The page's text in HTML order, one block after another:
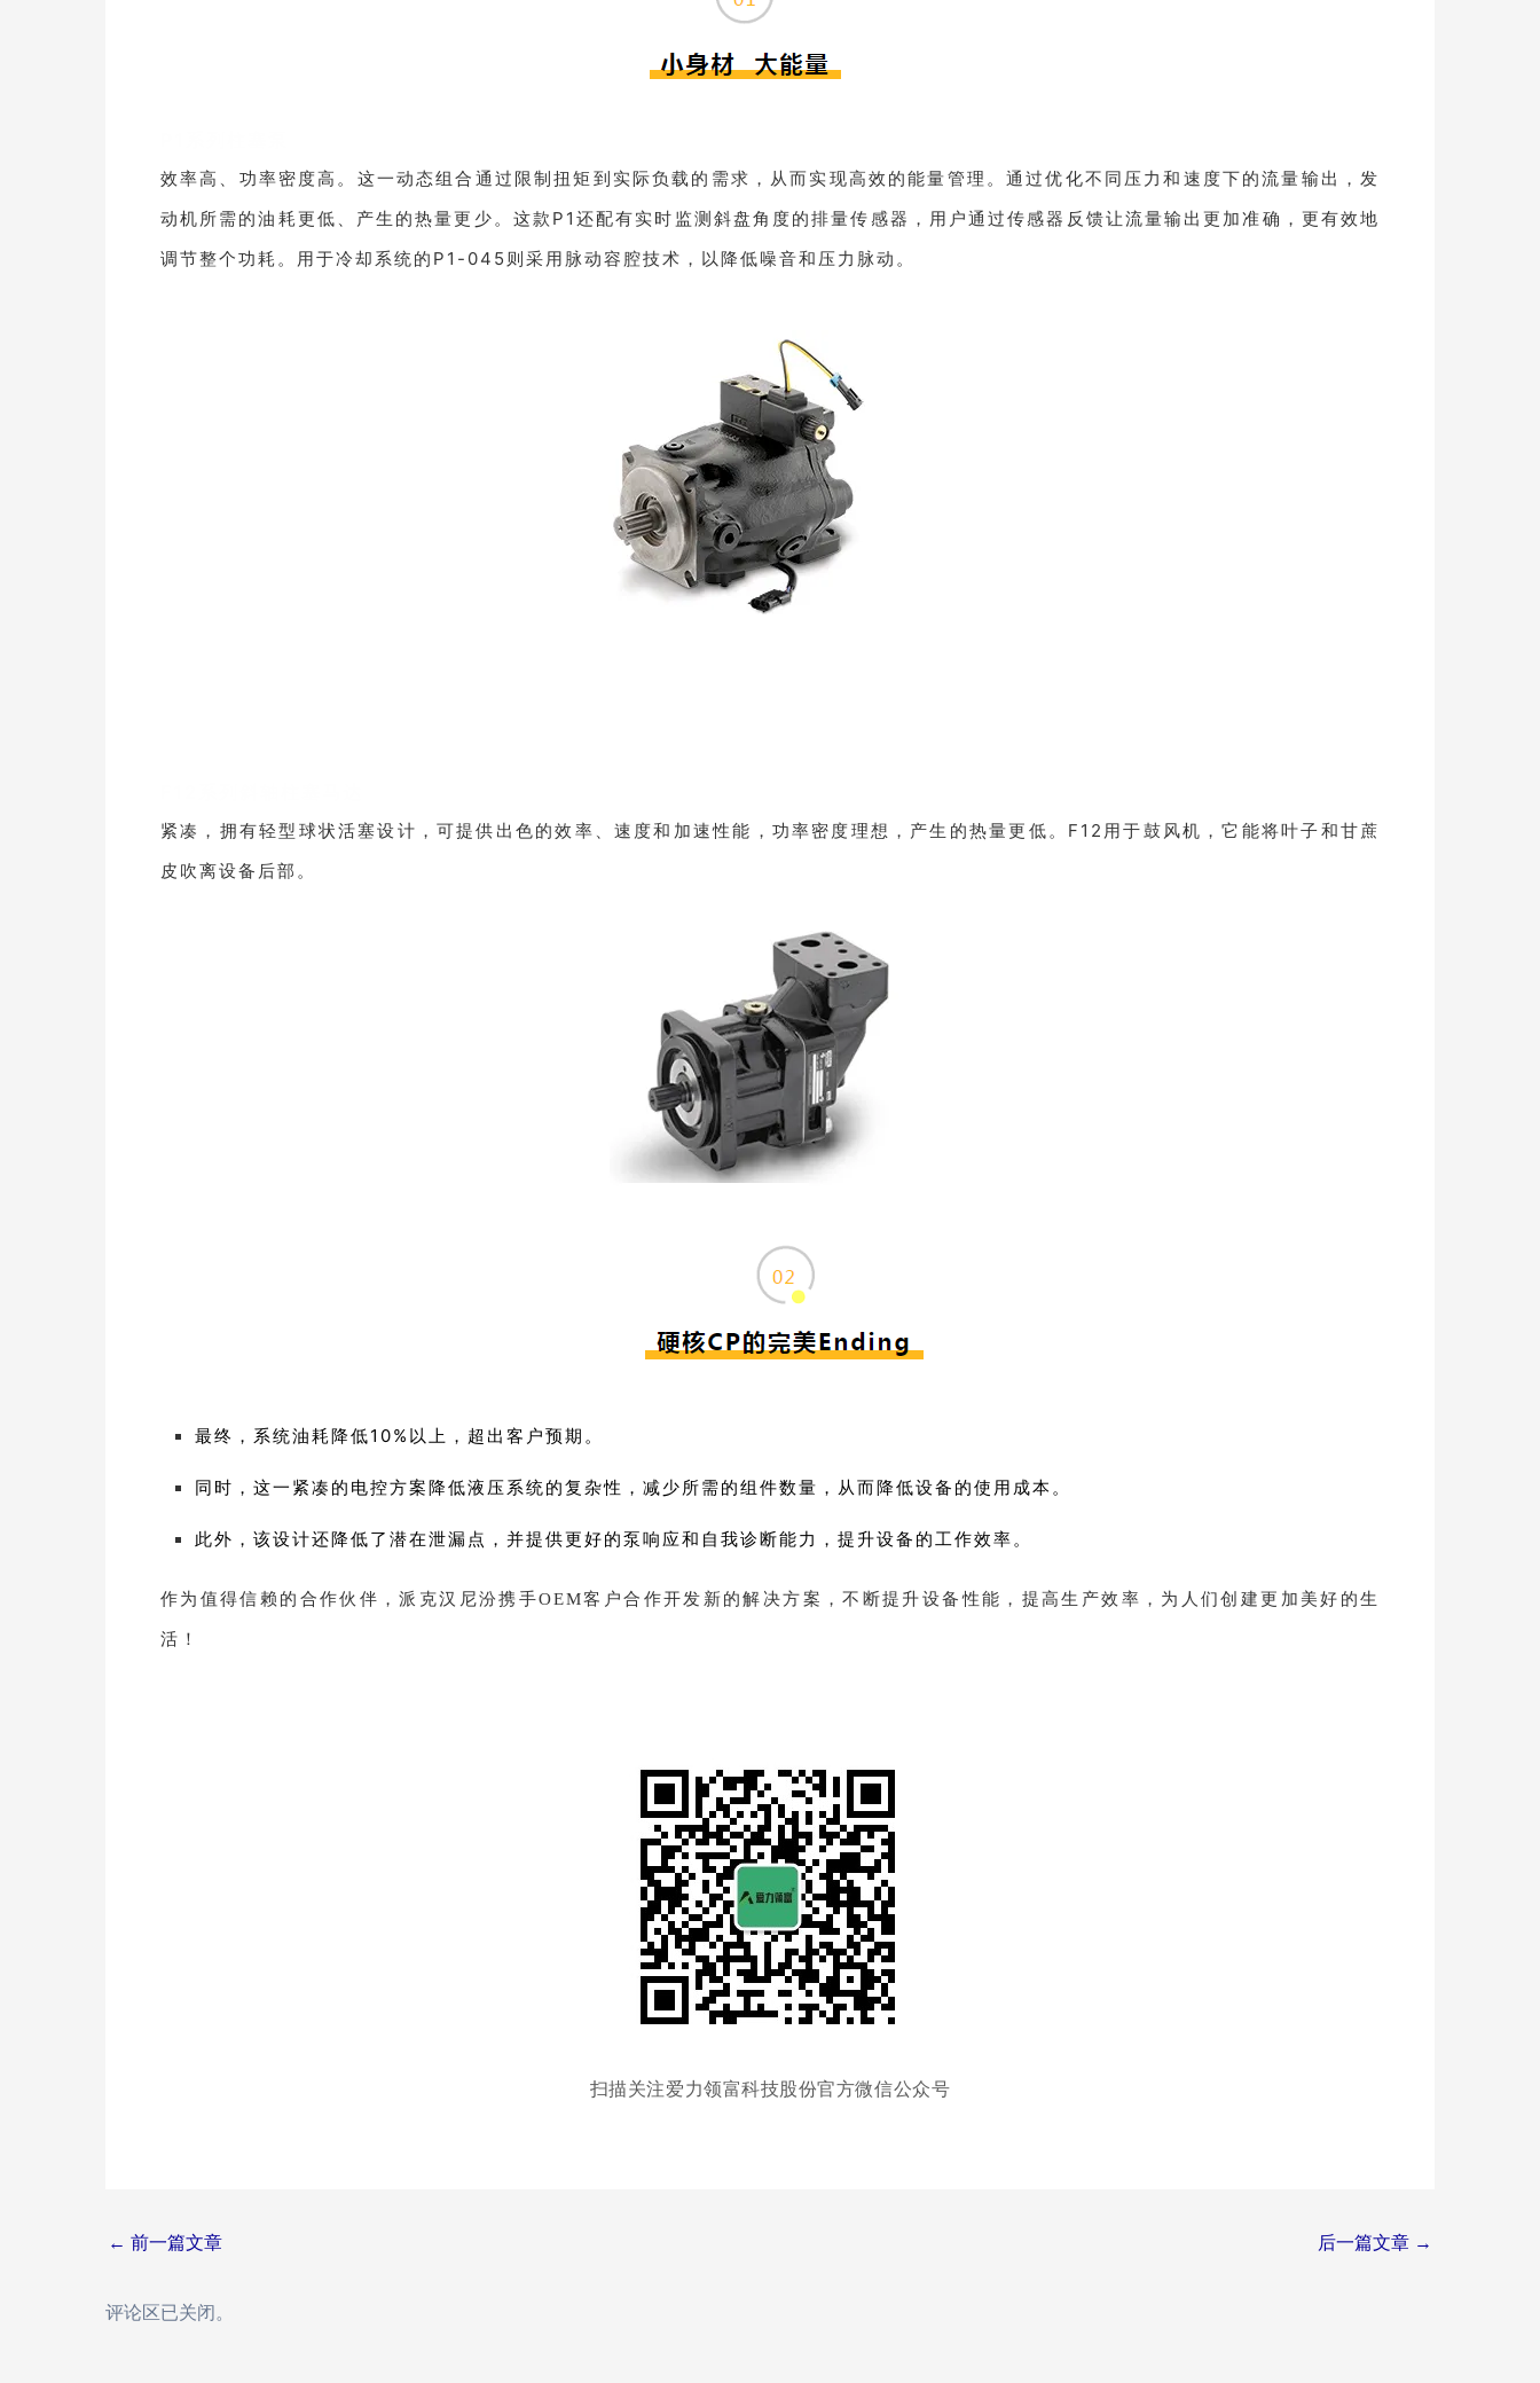
效率高、功率密度高。这一动态组合通过限制扭矩到实际负载的需求，从而实现高效的能量管理。通过优化不同压力和速度下的流量输出，发
动机所需的油耗更低、产生的热量更少。这款P1还配有实时监测斜盘角度的排量传感器，用户通过传感器反馈让流量输出更加准确，更有效地
调节整个功耗。用于冷却系统的P1-045则采用脉动容腔技术，以降低噪音和压力脉动。
紧凑，拥有轻型球状活塞设计，可提供出色的效率、速度和加速性能，功率密度理想，产生的热量更低。F12用于鼓风机，它能将叶子和甘蔗
皮吹离设备后部 。
最终，系统油耗降低10%以上，超出客户预期。
同时，这一紧凑的电控方案降低液压系统的复杂性，减少所需的组件数量，从而降低设备的使用成本。
此外，该设计还降低了潜在泄漏点，并提供更好的泵响应和自我诊断能力，提升设备的工作效率。
作为值得信赖的合作伙伴，派克汉尼汾携手OEM客户合作开发新的解决方案，不断提升设备性能，提高生产效率，为人们创建更加美好的生
活！
扫描关注爱力领富科技股份官方微信公众号
Post
← 前一篇文章 后一篇文章 →
评论区已关闭。